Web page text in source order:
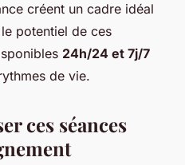
créent un cadre idéal
potentiel de ces
24h/24 et 7j/7
de vie.
ces séances